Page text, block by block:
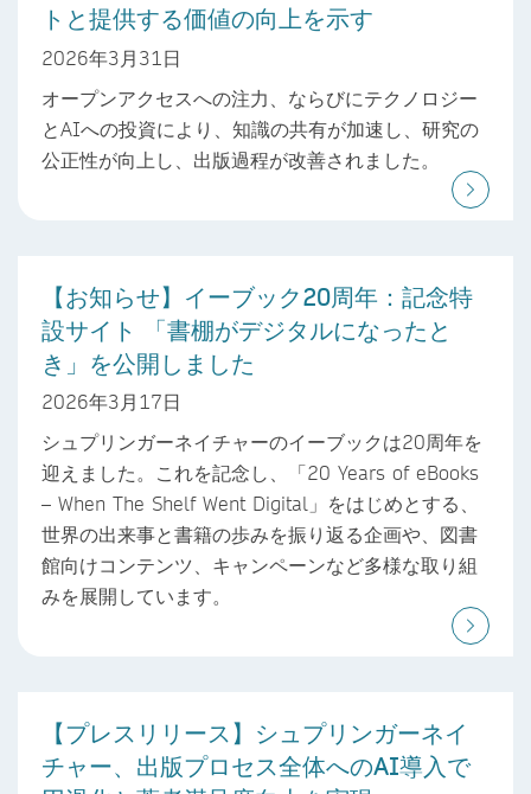
トと提供する価値の向上を示す
2026年3月31日
オープンアクセスへの注力、ならびにテクノロジー
とAIへの投資により、知識の共有が加速し、研究の
公正性が向上し、出版過程が改善されました。
【お知らせ】イーブック20周年：記念特
設サイト 「書棚がデジタルになったと
き」を公開しました
2026年3月17日
シュプリンガーネイチャーのイーブックは20周年を
迎えました。これを記念し、「20 Years of eBooks
– When The Shelf Went Digital」をはじめとする、
世界の出来事と書籍の歩みを振り返る企画や、図書
館向けコンテンツ、キャンペーンなど多様な取り組
みを展開しています。
【プレスリリース】シュプリンガーネイ
チャー、出版プロセス全体へのAI導入で